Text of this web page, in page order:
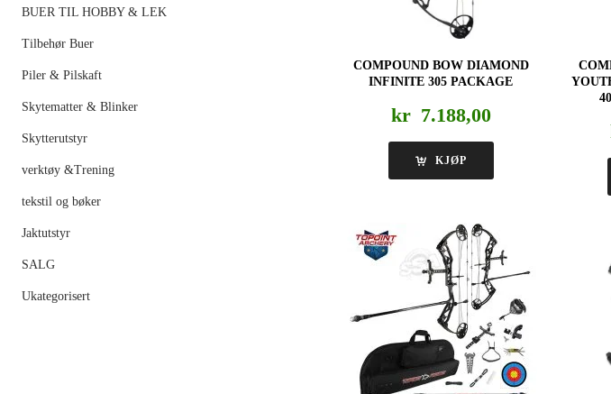
COMPOUND BOW DIAMOND
INFINITE 305 PACKAGE
kr 7.188,00
KJØP
BUER TIL HOBBY & LEK
Tilbehør Buer
Piler & Pilskaft
Skytematter & Blinker
Skytterutstyr
verktøy &Trening
tekstil og bøker
Jaktutstyr
SALG
Ukategorisert